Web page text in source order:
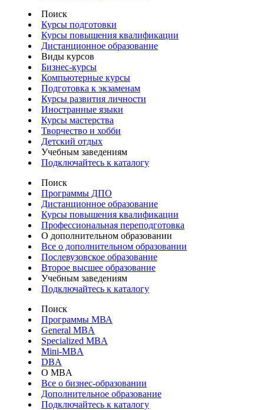
Поиск
Курсы подготовки
Курсы повышения квалификации
Дистанционное образование
Виды курсов
Бизнес-курсы
Компьютерные курсы
Подготовка к экзаменам
Курсы развития личности
Иностранные языки
Курсы мастерства
Творчество и хобби
Детский отдых
Учебным заведениям
Подключайтесь к каталогу
Поиск
Программы ДПО
Дистанционное образование
Курсы повышения квалификации
Профессиональная переподготовка
О дополнительном образовании
Все о дополнительном образовании
Послевузовское образование
Второе высшее образование
Учебным заведениям
Подключайтесь к каталогу
Поиск
Программы МВА
General MBA
Specialized MBA
Mini-MBA
DBA
О MBA
Все о бизнес-образовании
Дополнительное образование
Подключайтесь к каталогу